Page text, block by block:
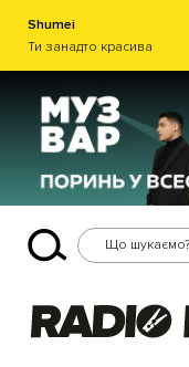
Shumei
Ти занадто красива